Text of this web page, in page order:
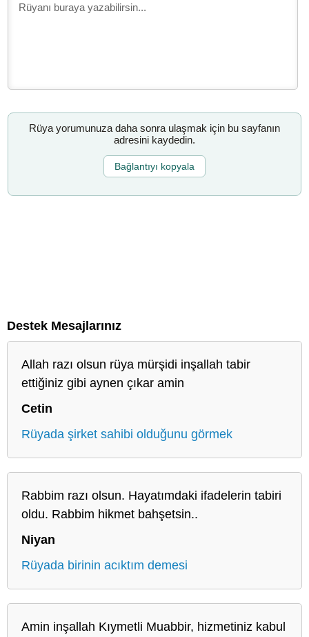
Rüya yorumunuza daha sonra ulaşmak için bu sayfanın
adresini kaydedin.
Bağlantıyı kopyala
Destek Mesajlarınız
Allah razı olsun rüya mürşidi inşallah tabir
ettiğiniz gibi aynen çıkar amin
Cetin
Rüyada şirket sahibi olduğunu görmek
Rabbim razı olsun. Hayatımdaki ifadelerin tabiri
oldu. Rabbim hikmet bahşetsin..
Niyan
Rüyada birinin acıktım demesi
Amin inşallah Kıymetli Muabbir, hizmetiniz kabul